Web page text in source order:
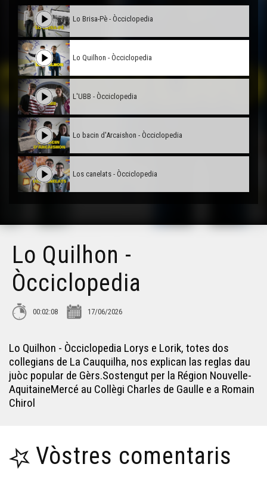
Lo Brisa-Pè - Òcciclopedia
Lo Quilhon - Òcciclopedia
L'UBB - Òcciclopedia
Lo bacin d'Arcaishon - Òcciclopedia
Los canelats - Òcciclopedia
Lo Quilhon -
Òcciclopedia
00:02:08 17/06/2026
Lo Quilhon - Òcciclopedia Lorys e Lorik, totes dos
collegians de La Cauquilha, nos explican las reglas dau
juòc popular de Gèrs.Sostengut per la Région Nouvelle-
AquitaineMercé au Collègi Charles de Gaulle e a Romain
Chirol
Vòstres comentaris